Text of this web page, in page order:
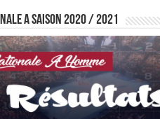
A saison 2020 / 2021